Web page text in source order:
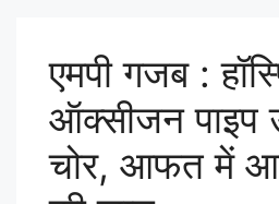
एमपी गजब :
ऑक्सीजन पाइप
चोर, आफत में